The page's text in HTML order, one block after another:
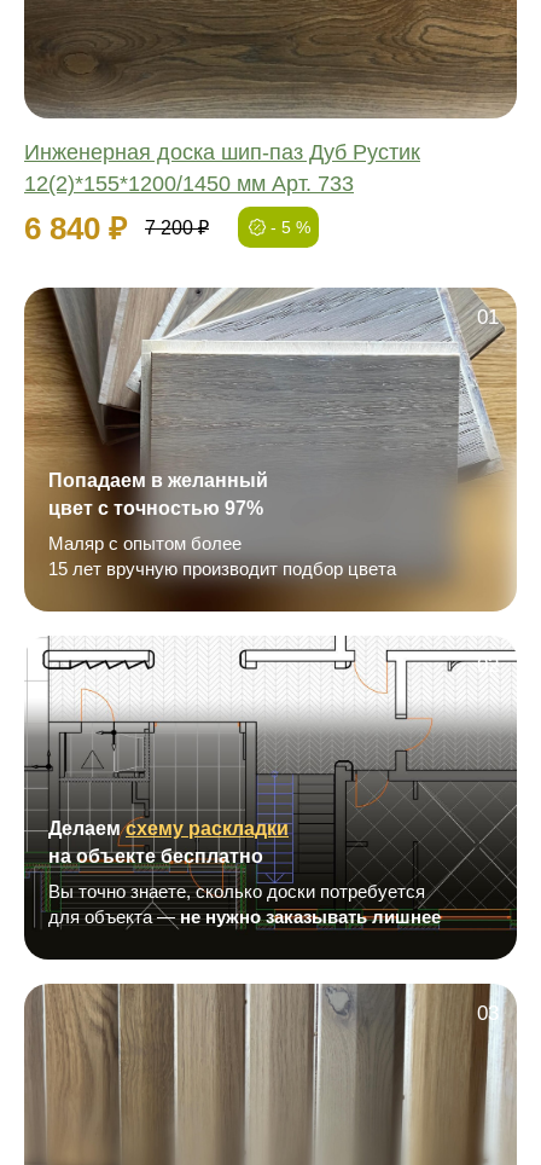
Инженерная доска шип-паз Дуб Рустик
12(2)*155*1200/1450 мм Арт. 733
6 840 ₽ 7 200 ₽ - 5 %
Толщина:
01
Попадаем в желанный
цвет с точностью 97%
Маляр с опытом более
15 лет вручную производит подбор цвета
02
Делаемсхему раскладки
на объекте бесплатно
Вы точно знаете, сколько доски потребуется
для объекта —не нужно заказывать лишнее
03